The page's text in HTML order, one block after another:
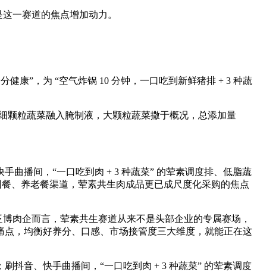
一赛道的焦点增加动力。
康”，为 “空气炸锅 10 分钟，一口吃到新鲜猪排 + 3 种蔬
粒蔬菜融入腌制液，大颗粒蔬菜撒于概况，总添加量
播间，“一口吃到肉 + 3 种蔬菜” 的荤素调度排、低脂蔬
、养老餐渠道，荤素共生肉成品更已成尺度化采购的焦点
企而言，荤素共生赛道从来不是头部企业的专属赛场，
，均衡好养分、口感、市场接管度三大维度，就能正在这
音、快手曲播间，“一口吃到肉 + 3 种蔬菜” 的荤素调度